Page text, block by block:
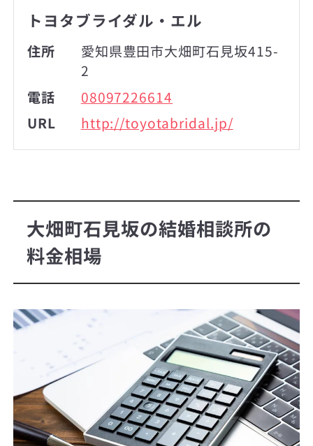
トヨタブライダル・エル
住所
愛知県豊田市大畑町石見坂415-
2
電話
08097226614
URL
http://toyotabridal.jp/
大畑町石見坂の結婚相談所の
料金相場